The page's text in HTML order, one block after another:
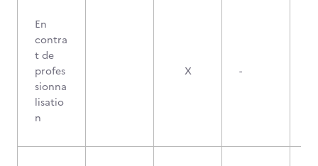
En
contra
t de
profes
sionna
lisatio
n
X -